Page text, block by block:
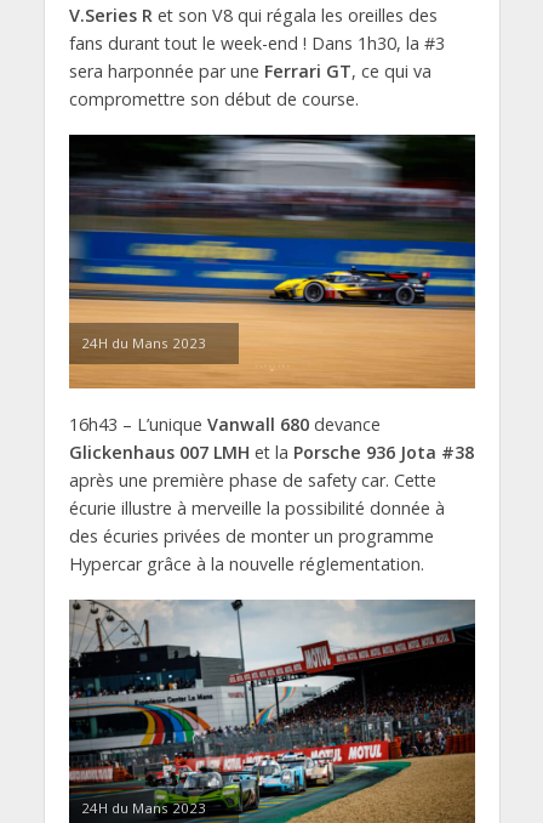
V.Series R et son V8 qui régala les oreilles des
fans durant tout le week-end ! Dans 1h30, la #3
sera harponnée par une Ferrari GT, ce qui va
compromettre son début de course.
24H du Mans 2023
16h43 – L’unique Vanwall 680devance
Glickenhaus 007 LMH et la Porsche 936 Jota #38
après une première phase de safety car. Cette
écurie illustre à merveille la possibilité donnée à
des écuries privées de monter un programme
Hypercar grâce à la nouvelle réglementation.
24H du Mans 2023